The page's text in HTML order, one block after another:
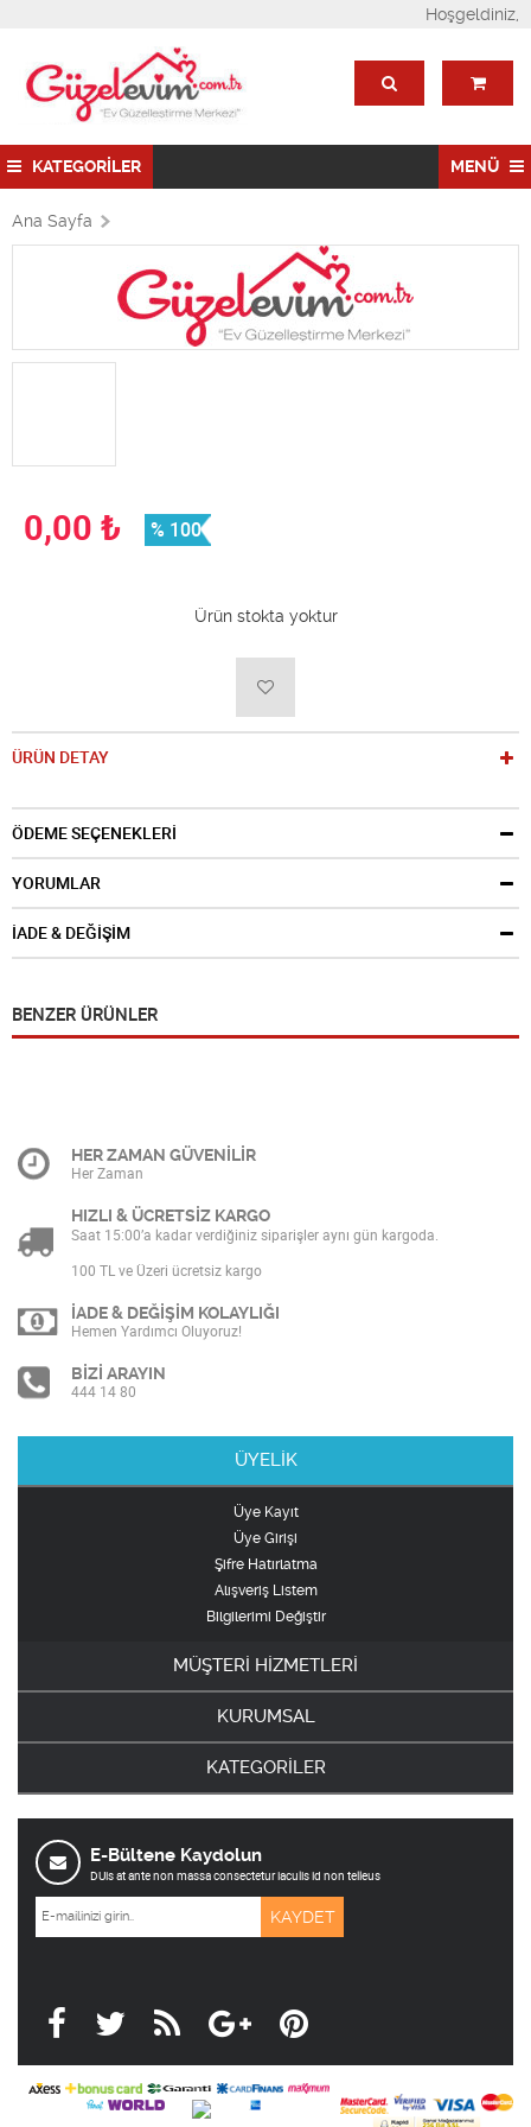
Hoşgeldiniz,
KATEGORİLER MENÜ
Ana Sayfa
0,00 ₺ % 100
Ürün stokta yoktur
ÜRÜN DETAY
ÖDEME SEÇENEKLERİ
YORUMLAR
İADE & DEĞİŞİM
BENZER ÜRÜNLER
HER ZAMAN GÜVENİLİR
Her Zaman
HIZLI & ÜCRETSİZ KARGO
Saat 15:00’a kadar verdiğiniz siparişler aynı gün kargoda.
100 TL ve Üzeri ücretsiz kargo
İADE & DEĞİŞİM KOLAYLIĞI
Hemen Yardımcı Oluyoruz!
BİZİ ARAYIN
444 14 80
ÜYELİK
Üye Kayıt
Üye Girişi
Şifre Hatırlatma
Alışveriş Listem
Bilgilerimi Değiştir
MÜŞTERİ HİZMETLERİ
KURUMSAL
KATEGORİLER
E-Bültene Kaydolun
DUis at ante non massa consectetur iaculis id non telleus